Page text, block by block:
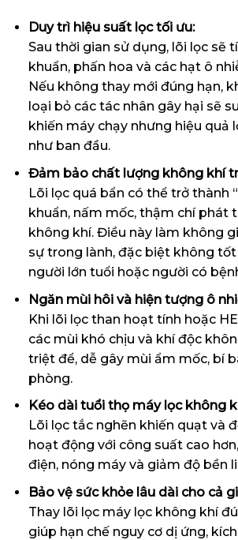
Duy trì hiệu suất lọc tối ưu:
Sau thời gian sử dụng, lõi lọc sẽ
khuẩn, phấn hoa và các hạt ô
Nếu không thay mới đúng hạn,
loại bỏ các tác nhân gây hại sẽ
khiến máy chạy nhưng hiệu quả
như ban đầu.
Đảm bảo chất lượng không khí
Lõi lọc quá bẩn có thể trở thành
khuẩn, nấm mốc, thậm chí phát
không khí. Điều này làm không
sự trong lành, đặc biệt không tốt
người lớn tuổi hoặc người có
Ngăn mùi hôi và hiện tượng ô
Khi lõi lọc than hoạt tính hoặc
các mùi khó chịu và khí độc
triệt để, dễ gây mùi ẩm mốc, bí
phòng.
Kéo dài tuổi thọ máy lọc không
Lõi lọc tắc nghẽn khiến quạt và
hoạt động với công suất cao
điện, nóng máy và giảm độ bền
Bảo vệ sức khỏe lâu dài cho cả
Thay lõi lọc máy lọc không khí
giúp hạn chế nguy cơ dị ứng,